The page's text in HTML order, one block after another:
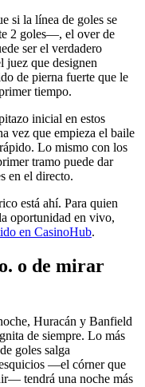
si la línea de goles se
2 goles—, el over de
ser el verdadero
juez que designen
de pierna fuerte que le
tiempo.
inicial en estos
vez que empieza el baile
Lo mismo con los
tramo puede dar
en el directo.
está ahí. Para quien
oportunidad en vivo,
en CasinoHub.
o de mirar
Huracán y Banfield
de siempre. Lo más
goles salga
—el córner que
tendrá una noche más